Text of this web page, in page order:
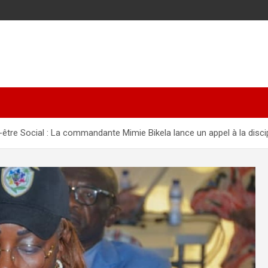
Social : La commandante Mimie Bikela lance un appel à la